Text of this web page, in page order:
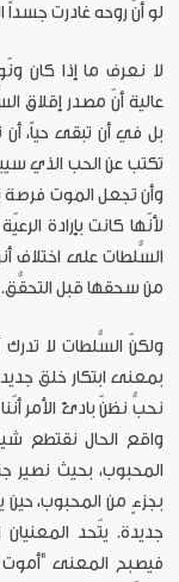
لو أنّ روحه غادرت جسداً
لا نعرف ما إذا كان
عالية أنّ مصدر إقلاق
بل في أن تبقى حياً،
تكتب عن الحب الذي
وأن تجعل الموت فرصة
لأنّها كانت بإرادة
السُّلطات على اختلاف
من سحقها قبل التحقُّق.
ولكنّ السُّلطات لا
بمعنى ابتكار خلق
نحبُّ نظنّ بادئ الأمر
واقع الحال نقتطع
المحبوب، بحيث نصير
بجزءٍ من المحبوب،
جديدة. يتّحد
فيصبح المعنى "أموت